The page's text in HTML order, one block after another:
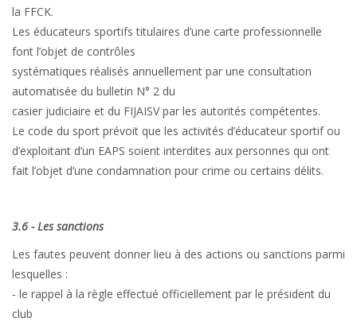
la FFCK.
Les éducateurs sportifs titulaires d’une carte professionnelle
font l’objet de contrôles
systématiques réalisés annuellement par une consultation
automatisée du bulletin N° 2 du
casier judiciaire et du FIJAISV par les autorités compétentes.
Le code du sport prévoit que les activités d’éducateur sportif ou
d’exploitant d’un EAPS soient interdites aux personnes qui ont
fait l’objet d’une condamnation pour crime ou certains délits.
3.6 - Les sanctions
Les fautes peuvent donner lieu à des actions ou sanctions parmi
lesquelles :
- le rappel à la règle effectué officiellement par le président du
club